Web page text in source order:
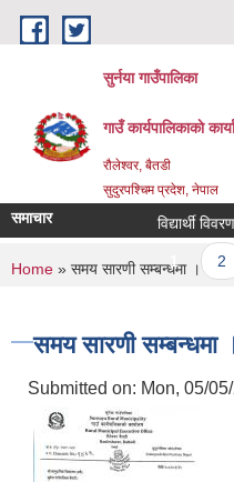
Skip to main content
सुर्नया गाउँपालिका
गाउँ कार्यपालिकाकाे
रौलेश्वर, बैतडी
सुदुरपश्चिम प्रदेश, नेपाल
समाचार विद्यार्थी
1 2
You are here
Home » समय सारणी सम्बन्धमा ।
समय सारणी सम्बन्धमा
Submitted on: Mon, 05/